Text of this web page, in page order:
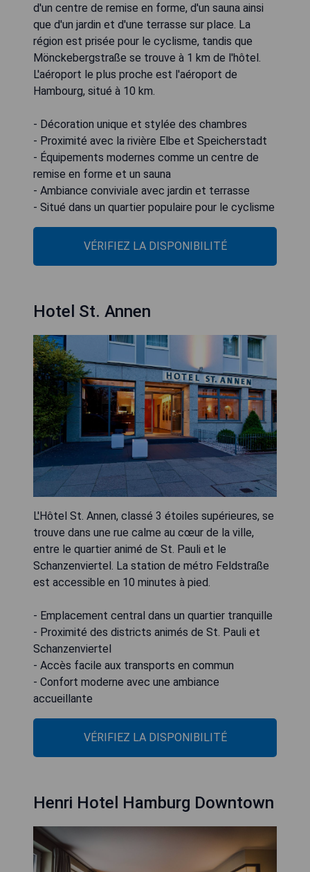
d'un centre de remise en forme, d'un sauna ainsi
que d'un jardin et d'une terrasse sur place. La
région est prisée pour le cyclisme, tandis que
Mönckebergstraße se trouve à 1 km de l'hôtel.
L'aéroport le plus proche est l'aéroport de
Hambourg, situé à 10 km.
- Décoration unique et stylée des chambres
- Proximité avec la rivière Elbe et Speicherstadt
- Équipements modernes comme un centre de
remise en forme et un sauna
- Ambiance conviviale avec jardin et terrasse
- Situé dans un quartier populaire pour le cyclisme
VÉRIFIEZ LA DISPONIBILITÉ
Hotel St. Annen
L'Hôtel St. Annen, classé 3 étoiles supérieures, se
trouve dans une rue calme au cœur de la ville,
entre le quartier animé de St. Pauli et le
Schanzenviertel. La station de métro Feldstraße
est accessible en 10 minutes à pied.
- Emplacement central dans un quartier tranquille
- Proximité des districts animés de St. Pauli et
Schanzenviertel
- Accès facile aux transports en commun
- Confort moderne avec une ambiance
accueillante
VÉRIFIEZ LA DISPONIBILITÉ
Henri Hotel Hamburg Downtown